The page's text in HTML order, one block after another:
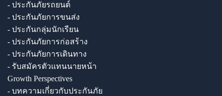
- ประกันภัยรถยนต์
- ประกันภัยการขนส่ง
- ประกันกลุ่มนักเรียน
- ประกันภัยการก่อสร้าง
- ประกันภัยการเดินทาง
- รับสมัครตัวแทนนายหน้า
Growth Perspectives
- บทความเกี่ยวกับประกันภัย